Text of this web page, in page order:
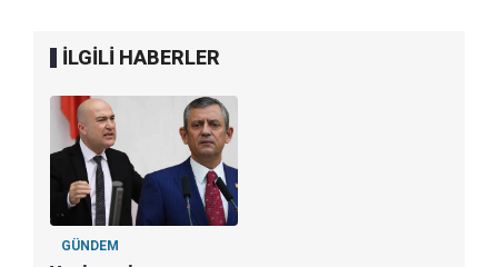
İLGİLİ HABERLER
GÜNDEM